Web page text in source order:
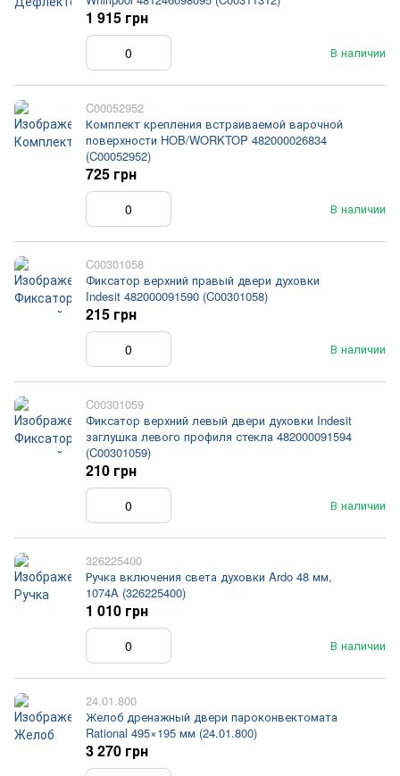
В наличии
1 915 грн
C00052952
Комплект крепления встраиваемой варочной
поверхности HOB/WORKTOP 482000026834
(C00052952)
В наличии
725 грн
C00301058
Фиксатор верхний правый двери духовки
Indesit 482000091590 (C00301058)
В наличии
215 грн
C00301059
Фиксатор верхний левый двери духовки Indesit
заглушка левого профиля стекла 482000091594
(C00301059)
В наличии
210 грн
326225400
Ручка включения света духовки Ardo 48 мм,
1074A (326225400)
В наличии
1 010 грн
24.01.800
Желоб дренажный двери пароконвектомата
Rational 495×195 мм (24.01.800)
3 270 грн